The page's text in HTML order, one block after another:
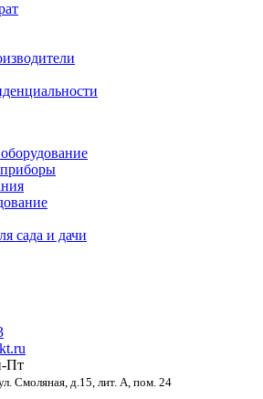
сада и дачи
Пт
Смоляная, д.15, лит. А, пом. 24